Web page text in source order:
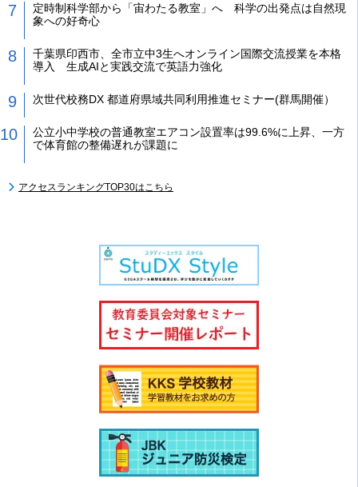
定時制科学部から「宙わたる教室」へ 科学の出発点は自然現
象への好奇心
千葉県印西市、全市立中3生へオンライン国際交流授業を本格
導入 生成AIと実践交流で英語力強化
次世代校務DX 都道府県域共同利用推進セミナー(群馬開催）
公立小中学校の普通教室エアコン設置率は99.6%に上昇、一方
で体育館の整備遅れが課題に
アクセスランキングTOP30はこちら